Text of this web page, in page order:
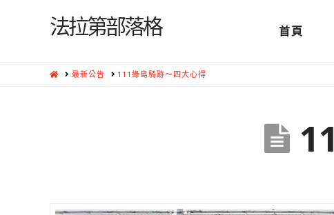
法拉第部落格 首頁
HOME最新公告 111綠島騎跡～四大心得